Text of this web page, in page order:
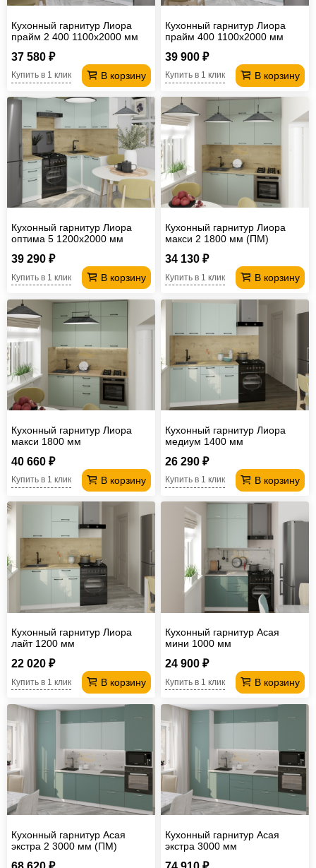
Кухонный гарнитур Лиора
прайм 2 400 1100х2000 мм
37 580 ₽
В корзину
Купить в 1 клик
Кухонный гарнитур Лиора
прайм 400 1100х2000 мм
39 900 ₽
В корзину
Купить в 1 клик
Кухонный гарнитур Лиора
оптима 5 1200х2000 мм
39 290 ₽
В корзину
Купить в 1 клик
Кухонный гарнитур Лиора
макси 2 1800 мм (ПМ)
34 130 ₽
В корзину
Купить в 1 клик
Кухонный гарнитур Лиора
макси 1800 мм
40 660 ₽
В корзину
Купить в 1 клик
Кухонный гарнитур Лиора
медиум 1400 мм
26 290 ₽
В корзину
Купить в 1 клик
Кухонный гарнитур Лиора
лайт 1200 мм
22 020 ₽
В корзину
Купить в 1 клик
Кухонный гарнитур Асая
мини 1000 мм
24 900 ₽
В корзину
Купить в 1 клик
Кухонный гарнитур Асая
экстра 2 3000 мм (ПМ)
Кухонный гарнитур Асая
экстра 3000 мм